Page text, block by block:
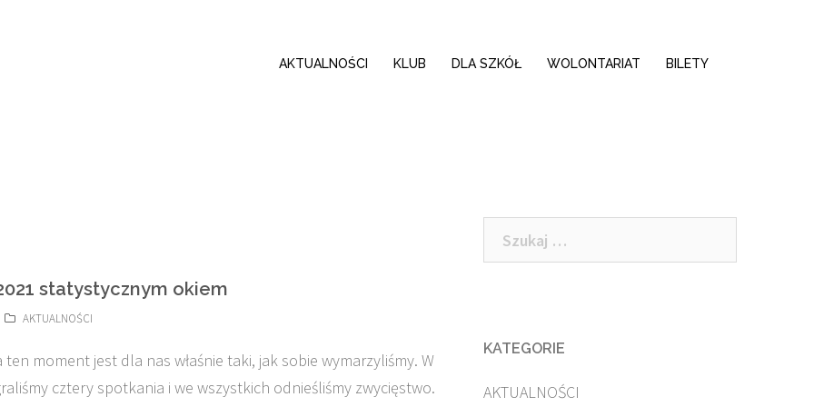
AKTUALNOŚCI KLUB DLA SZKÓŁ WOLONTARIAT BILETY
statystycznym okiem
AKTUALNOŚCI
ten moment jest dla nas właśnie taki, jak sobie wymarzyliśmy. W
cztery spotkania i we wszystkich odnieśliśmy zwycięstwo.
Szukaj:
KATEGORIE
AKTUALNOŚCI